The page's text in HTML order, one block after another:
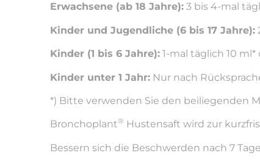
Erwachsene (ab 18 Jahre): 3 bis 4-mal
Kinder und Jugendliche (6 bis 17 Jahre):
Kinder (1 bis 6 Jahre): 1-mal täglich 10
Kinder unter 1 Jahr: Nur nach
*) Bitte verwenden Sie den beiliegenden
Bronchoplant® Hustensaft wird zur
Bessern sich die Beschwerden nach 7